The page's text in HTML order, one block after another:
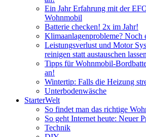
Ein Jahr Erfahrung mit der
Wohnmobil
Batterie checken! 2x im Jahr!
Klimaanlagenprobleme? Noch
Leistungsverlust und Motor
reinigen statt austauschen lassen
Tipps für Wohnmobil-
an!
Wintertip: Falls die Heizung
Unterbodenwäsche
StarterWelt
So findet man das richtige
So geht Internet heute: Neuer
Technik